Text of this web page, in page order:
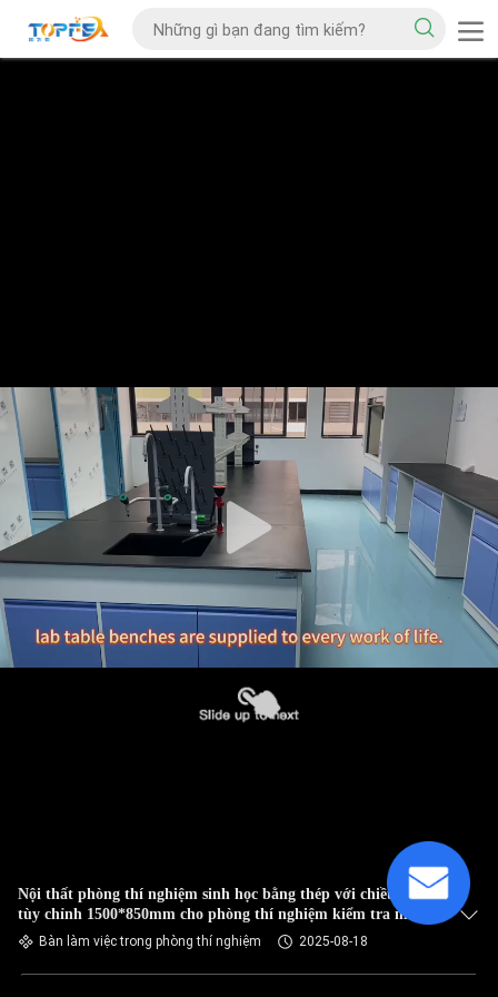
Nội thất phòng thí nghiệm sinh học bằng thép với chiều dài
tùy chỉnh 1500*850mm cho phòng thí nghiệm kiểm tra môi
trườngBàn làm việc trong phòng thí nghiệm 2025-08-18